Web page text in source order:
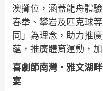
澳攤位，涵蓋龍舟體
春拳、攀岩及匹克球
同」為理念，助力推
蘊，推廣體育運動，
喜劇節南灣‧雅文湖
宴